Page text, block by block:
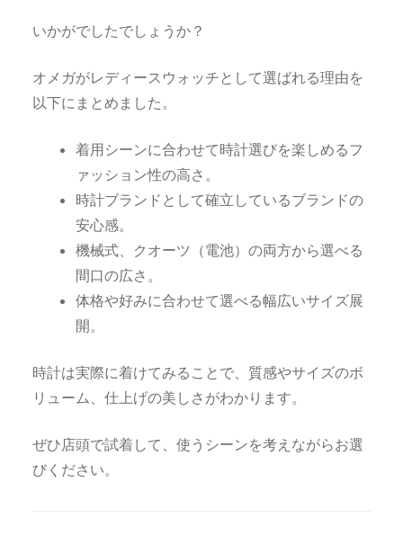
いかがでしたでしょうか？
オメガがレディースウォッチとして選ばれる理由を
以下にまとめました。
着用シーンに合わせて時計選びを楽しめるフ
ァッション性の高さ。
時計ブランドとして確立しているブランドの
安心感。
機械式、クオーツ（電池）の両方から選べる
間口の広さ。
体格や好みに合わせて選べる幅広いサイズ展
開。
時計は実際に着けてみることで、質感やサイズのボ
リューム、仕上げの美しさがわかります。
ぜひ店頭で試着して、使うシーンを考えながらお選
びください。